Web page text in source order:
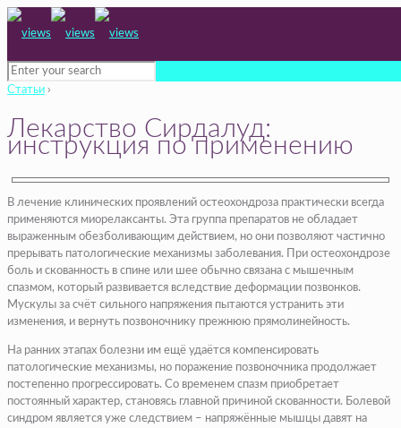
Статьи ›
Лекарство Cирдалуд:
инструкция по применению
В лечение клинических проявлений остеохондроза практически всегда
применяются миорелаксанты. Эта группа препаратов не обладает
выраженным обезболивающим действием, но они позволяют частично
прерывать патологические механизмы заболевания. При остеохондрозе
боль и скованность в спине или шее обычно связана с мышечным
спазмом, который развивается вследствие деформации позвонков.
Мускулы за счёт сильного напряжения пытаются устранить эти
изменения, и вернуть позвоночнику прежнюю прямолинейность.
На ранних этапах болезни им ещё удаётся компенсировать
патологические механизмы, но поражение позвоночника продолжает
постепенно прогрессировать. Со временем спазм приобретает
постоянный характер, становясь главной причиной скованности. Болевой
синдром является уже следствием – напряжённые мышцы давят на